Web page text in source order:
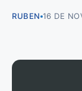
RUBEN 16 DE